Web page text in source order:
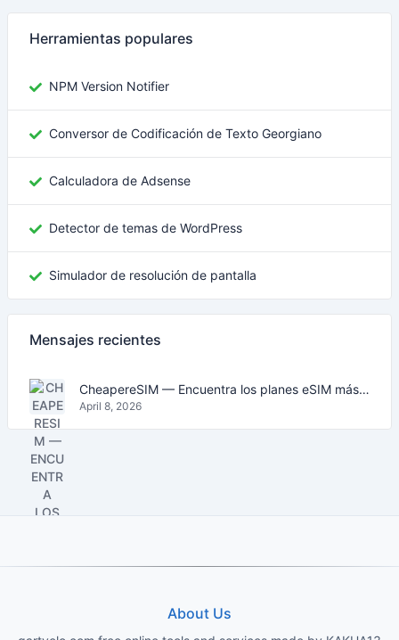
Herramientas populares
NPM Version Notifier
Conversor de Codificación de Texto Georgiano
Calculadora de Adsense
Detector de temas de WordPress
Simulador de resolución de pantalla
Mensajes recientes
CheapereSIM — Encuentra los planes eSIM más baratos para viajar en 2026
April 8, 2026
About Us